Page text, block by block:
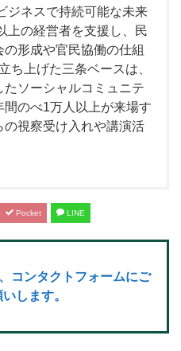
ジネスで持続可能な未来
上の経営者を支援し、民
形成や官民協働の仕組
ち上げた三条ベースは、
ソーシャルコミュニテ
間のべ1万人以上が来場す
の視察受け入れや講演活
Pocket LINE
コンタクトフォームにご
します。